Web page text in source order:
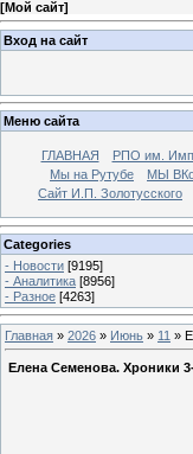
[Мой сайт]
Вход на сайт
Меню сайта
ГЛАВНАЯ РПО им.
Мы на Рутубе
МЫ
Сайт И.П. Золотусского
Categories
- Новости [9195]
- Аналитика [8956]
- Разное [4263]
Главная » 2026 » Июнь » 11 »
Елена Семенова. Хроники